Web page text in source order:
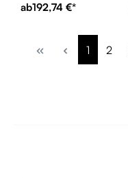
ab192,74 €*
Seite
1 Seite
2